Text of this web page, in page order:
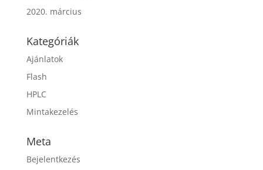
2020. március
Kategóriák
Ajánlatok
Flash
HPLC
Mintakezelés
Meta
Bejelentkezés